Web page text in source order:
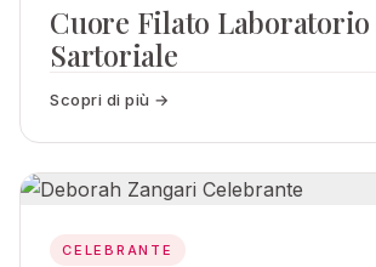
Cuore Filato Laboratorio
Sartoriale
Scopri di più →
CELEBRANTE